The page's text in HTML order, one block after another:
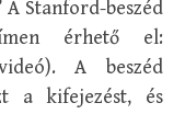
Stanford-beszéd
érhető el:
A beszéd
a kifejezést, és